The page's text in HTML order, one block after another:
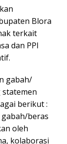
Blora
terkait
dan PPl
gabah/
statemen
berikut :
beras
oleh
kolaborasi